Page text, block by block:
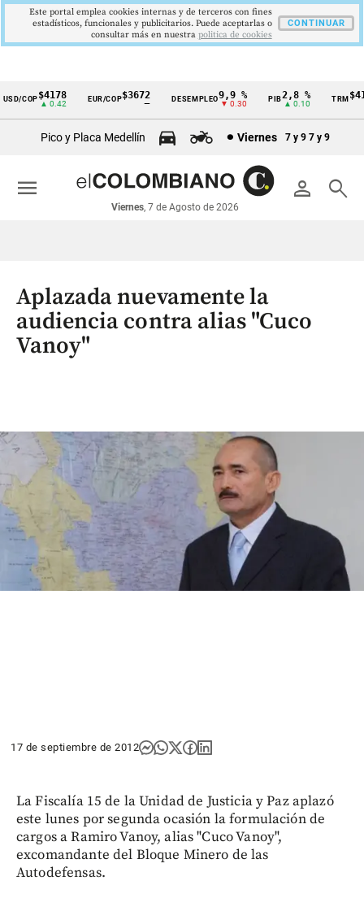
Cintillo
económicos
Colombia
COP$4178
▲ 0.42
EUR/COP$3672 DESEMPLEO 9,9 %
▼ 0.30
PIB2,8 %
▲ 0.10
TRM
Pico y Placa Medellín Viernes 7 y 9 7 y 9
person search
Viernes, 7 de Agosto de 2026
menu
Aplazada nuevamente la
audiencia contra alias "Cuco
Vanoy"
17 de septiembre de 2012
La Fiscalía 15 de la Unidad de Justicia y Paz aplazó
este lunes por segunda ocasión la formulación de
cargos a Ramiro Vanoy, alias "Cuco Vanoy",
excomandante del Bloque Minero de las
Autodefensas.
Este portal emplea cookies internas y de terceros con fines
estadísticos, funcionales y publicitarios. Puede aceptarlas o
consultar más en nuestra politica de cookies
CONTINUAR